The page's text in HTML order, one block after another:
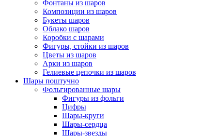
Фонтаны из шаров
Композиции из шаров
Букеты шаров
Облако шаров
Коробки с шарами
Фигуры, стойки из шаров
Цветы из шаров
Арки из шаров
Гелиевые цепочки из шаров
Шары поштучно
Фольгированные шары
Фигуры из фольги
Цифры
Шары-круги
Шары-сердца
Шары-звезды